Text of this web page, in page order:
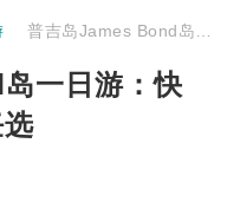
一日游：快